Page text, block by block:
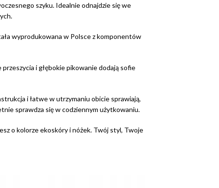
szyku. Idealnie odnajdzie się we
wyprodukowana w Polsce z komponentów
i głębokie pikowanie dodają sofie
i łatwe w utrzymaniu obicie sprawiają,
sprawdza się w codziennym użytkowaniu.
o kolorze ekoskóry i nóżek. Twój styl, Twoje